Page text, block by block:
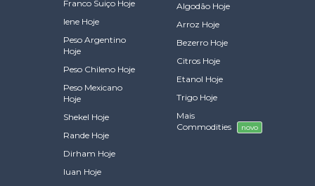
Franco Suiço Hoje
Iene Hoje
Peso Argentino
Hoje
Peso Chileno Hoje
Peso Mexicano
Hoje
Shekel Hoje
Rande Hoje
Dirham Hoje
Iuan Hoje
Algodão Hoje
Arroz Hoje
Bezerro Hoje
Citros Hoje
Etanol Hoje
Trigo Hoje
Mais
Commodities
novo